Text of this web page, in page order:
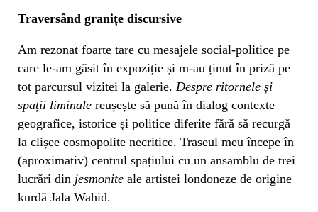
Traversând granițe discursive
Am rezonat foarte tare cu mesajele social-politice pe
care le-am găsit în expoziție și m-au ținut în priză pe
tot parcursul vizitei la galerie. Despre ritornele și
spații liminale reușește să pună în dialog contexte
geografice, istorice și politice diferite fără să recurgă
la clișee cosmopolite necritice. Traseul meu începe în
(aproximativ) centrul spațiului cu un ansamblu de trei
lucrări din jesmonite ale artistei londoneze de origine
kurdă Jala Wahid.